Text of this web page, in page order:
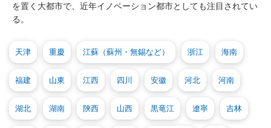
を置く大都市で、近年イノベーション都市としても注目されてい
る。
天津 重慶 江蘇（蘇州・無錫など） 浙江 海南
福建 山東 江西 四川 安徽 河北 河南
湖北 湖南 陝西 山西 黒竜江 遼寧 吉林